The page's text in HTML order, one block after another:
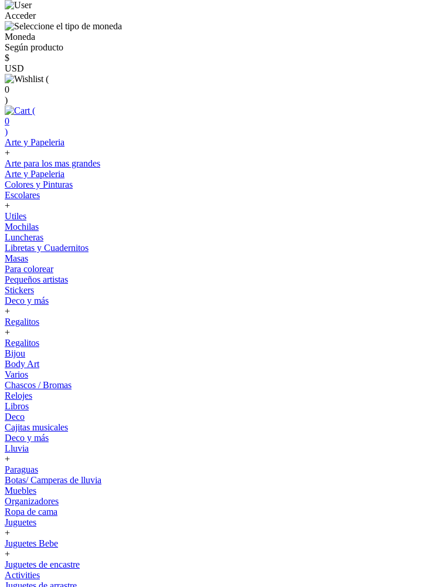
Acceder
Moneda
Según producto
$
USD
(
0
)
(
0
)
Arte y Papeleria
+
Arte para los mas grandes
Arte y Papeleria
Colores y Pinturas
Escolares
+
Utiles
Mochilas
Luncheras
Libretas y Cuadernitos
Masas
Para colorear
Pequeños artistas
Stickers
Deco y más
+
Regalitos
+
Regalitos
Bijou
Body Art
Varios
Chascos / Bromas
Relojes
Libros
Deco
Cajitas musicales
Deco y más
Lluvia
+
Paraguas
Botas/ Camperas de lluvia
Muebles
Organizadores
Ropa de cama
Juguetes
+
Juguetes Bebe
+
Juguetes de encastre
Activities